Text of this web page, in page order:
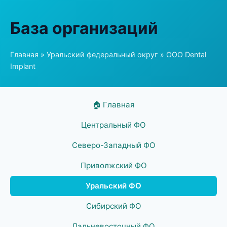
База организаций
Главная » Уральский федеральный округ » ООО Dental
Implant
🏠 Главная
Центральный ФО
Северо-Западный ФО
Приволжский ФО
Уральский ФО
Сибирский ФО